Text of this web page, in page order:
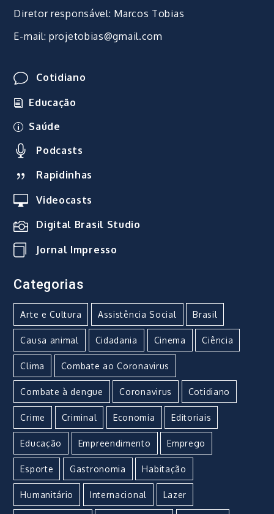
Diretor responsável: Marcos Tobias
E-mail: projetobias@gmail.com
Cotidiano
Educação
Saúde
Podcasts
Rapidinhas
Videocasts
Digital Brasil Studio
Jornal Impresso
Categorias
Arte e Cultura Assistência Social Brasil
Causa animal Cidadania Cinema Ciência
Clima Combate ao Coronavirus
Combate à dengue Coronavirus Cotidiano
Crime Criminal Economia Editoriais
Educação Empreendimento Emprego
Esporte Gastronomia Habitação
Humanitário Internacional Lazer